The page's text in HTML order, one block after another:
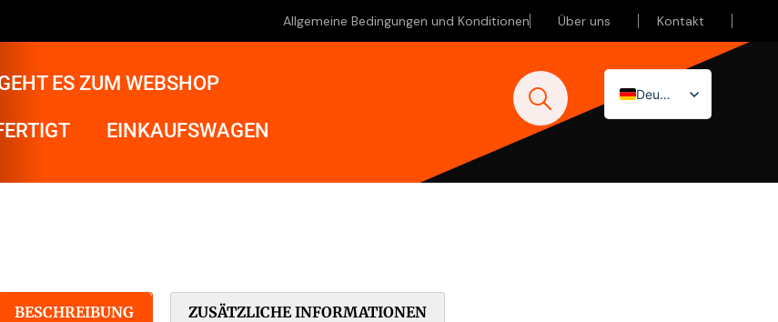
Allgemeine Bedingungen und Konditionen Über uns Kontakt
ES ZUM WEBSHOP
EINKAUFSWAGEN
Deutsch
Nederlands
BESCHREIBUNG ZUSÄTZLICHE INFORMATIONEN